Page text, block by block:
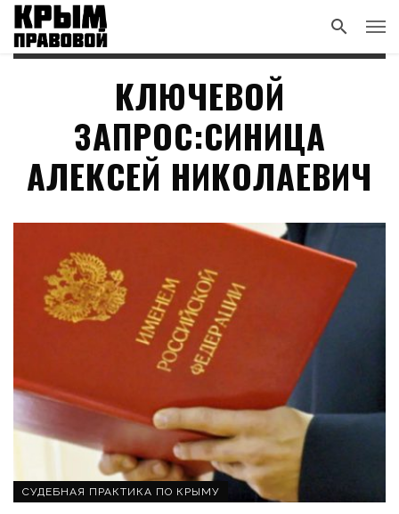
КЛЮЧЕВОЙ
ЗАПРОС:СИНИЦА
АЛЕКСЕЙ НИКОЛАЕВИЧ
СУДЕБНАЯ ПРАКТИКА ПО КРЫМУ